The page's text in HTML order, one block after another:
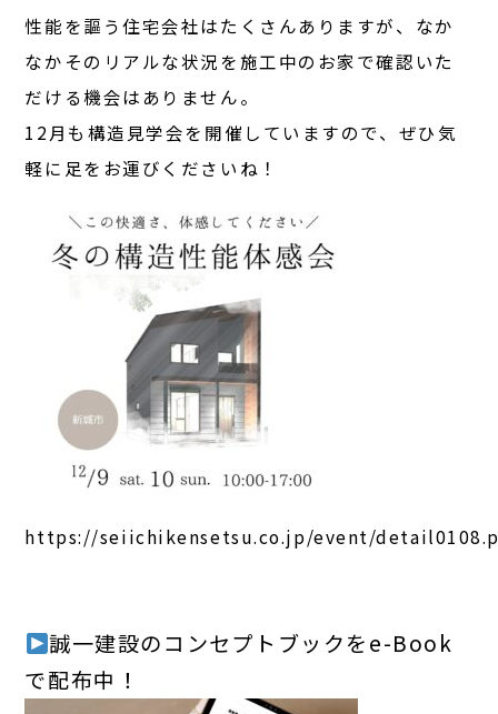
性能を謳う住宅会社はたくさんありますが、なか
なかそのリアルな状況を施工中のお家で確認いた
だける機会はありません。
12月も構造見学会を開催していますので、ぜひ気
軽に足をお運びくださいね！
https://seiichikensetsu.co.jp/event/
誠一建設のコンセプトブックをe-Book
で配布中！